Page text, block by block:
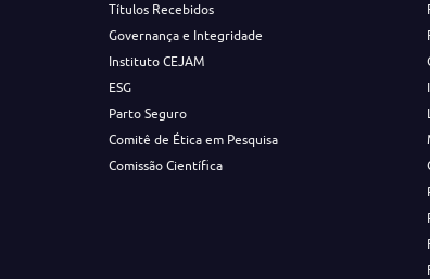
Títulos Recebidos
Governança e Integridade
Instituto CEJAM
ESG
Parto Seguro
Comitê de Ética em Pesquisa
Comissão Científica